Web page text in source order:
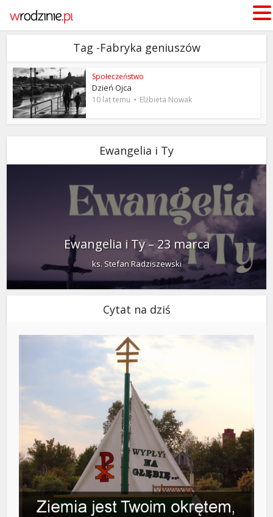
Tag -Fabryka geniuszów
Społeczeństwo
Dzień Ojca
10 lat temu Elżbieta Nowak
Ewangelia i Ty
Ewangelia i Ty – 23 marca
ks. Stefan Radziszewski
Cytat na dziś